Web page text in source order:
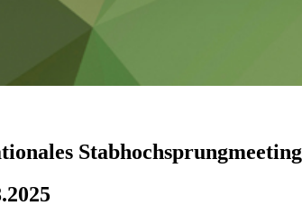
Stabhochsprungmeeting